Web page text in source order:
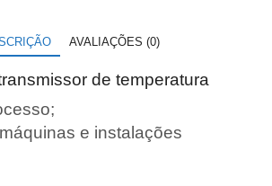
AVALIAÇÕES (0)
de temperatura
e instalações